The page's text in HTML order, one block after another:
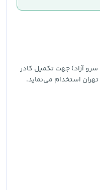
آرایشی در تهران (منطقه 22، سرو آزاد) جهت تکمیل کادر
استخدام می‌نماید.